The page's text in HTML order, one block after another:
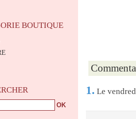
1. Le
BOUTIQUE